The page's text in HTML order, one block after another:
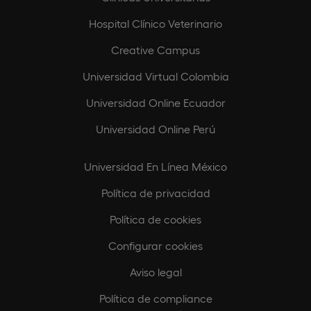
Hospital Clínico Veterinario
Creative Campus
Universidad Virtual Colombia
Universidad Online Ecuador
Universidad Online Perú
Universidad En Línea México
Política de privacidad
Política de cookies
Configurar cookies
Aviso legal
Política de compliance